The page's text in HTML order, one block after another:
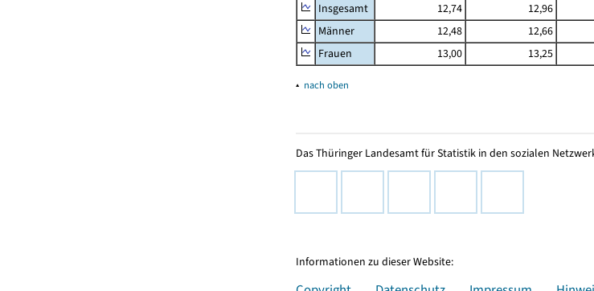
Insgesamt
12,74 12,96
Männer
12,48 12,66
Frauen
13,00 13,25
▴ nach oben
Das Thüringer Landesamt für Statistik in den sozialen
Informationen zu dieser Website: